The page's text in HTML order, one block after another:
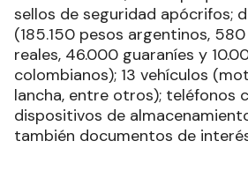
sellos de seguridad apócrifos;
(185.150 pesos argentinos,
reales, 46.000 guaraníes y
colombianos); 13 vehículos
lancha, entre otros); teléfonos
dispositivos de
también documentos de